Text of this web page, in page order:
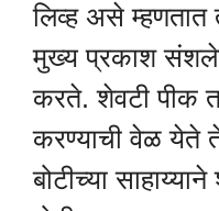
लिव्ह असे म्हणतात
मुख्य प्रकाश
करते. शेवटी पीक
करण्याची वेळ येते
बोटीच्या